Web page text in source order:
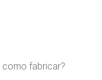
como fabricar?